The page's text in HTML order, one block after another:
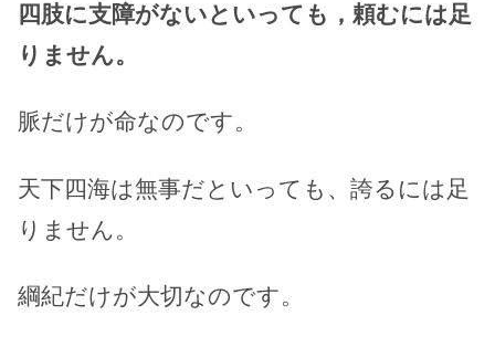
四肢に支障がないといっても，頼むには足
りません。
脈だけが命なのです。
天下四海は無事だといっても、誇るには足
りません。
綱紀だけが大切なのです。